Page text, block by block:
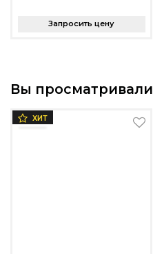
Запросить цену
Вы просматривали
ХИТ